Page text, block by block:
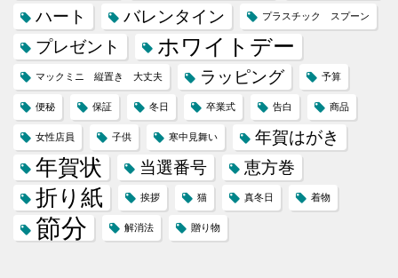
ハート
バレンタイン プラスチック スプーン
プレゼント ホワイトデー
マックミニ 縦置き 大丈夫 ラッピング 予算
便秘 保証 冬日 卒業式 告白 商品
女性店員 子供 寒中見舞い 年賀はがき
年賀状 当選番号 恵方巻
折り紙 挨拶 猫 真冬日 着物
節分 解消法 贈り物